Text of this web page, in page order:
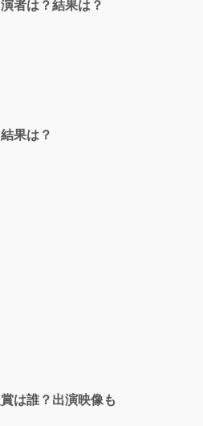
者は？結果は？
果は？
は誰？出演映像も